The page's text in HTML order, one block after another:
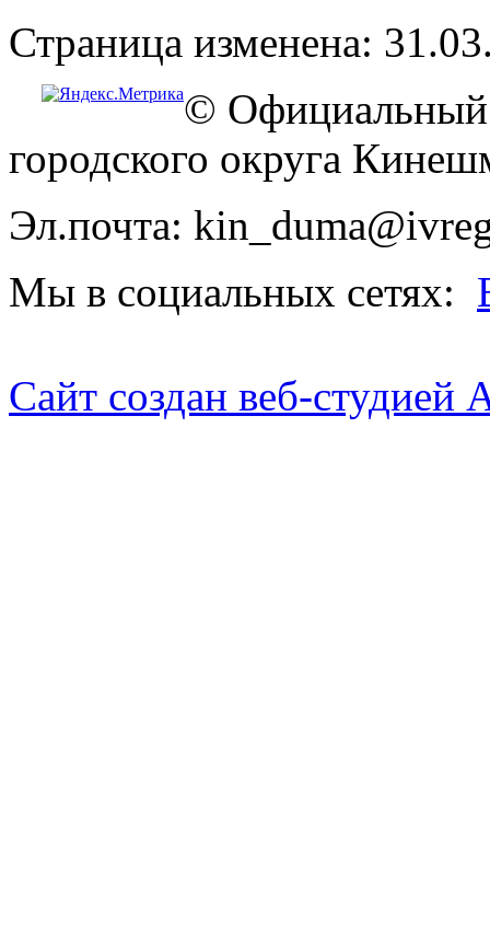
Страница изменена:
© Официальный
городского округа
Эл.почта:
Мы в социальных сетях:
Сайт создан веб-студией